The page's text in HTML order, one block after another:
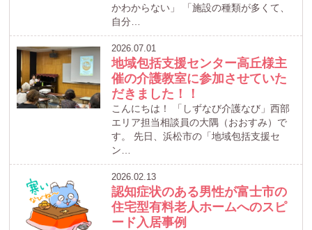
かわからない」 「施設の種類が多くて、
自分…
2026.07.01
地域包括支援センター高丘様主
催の介護教室に参加させていた
だきました！！
こんにちは！ 「しずなび介護なび」西部
エリア担当相談員の大隅（おおすみ）で
す。 先日、浜松市の「地域包括支援セ
ン…
2026.02.13
認知症状のある男性が富士市の
住宅型有料老人ホームへのスピ
ード入居事例